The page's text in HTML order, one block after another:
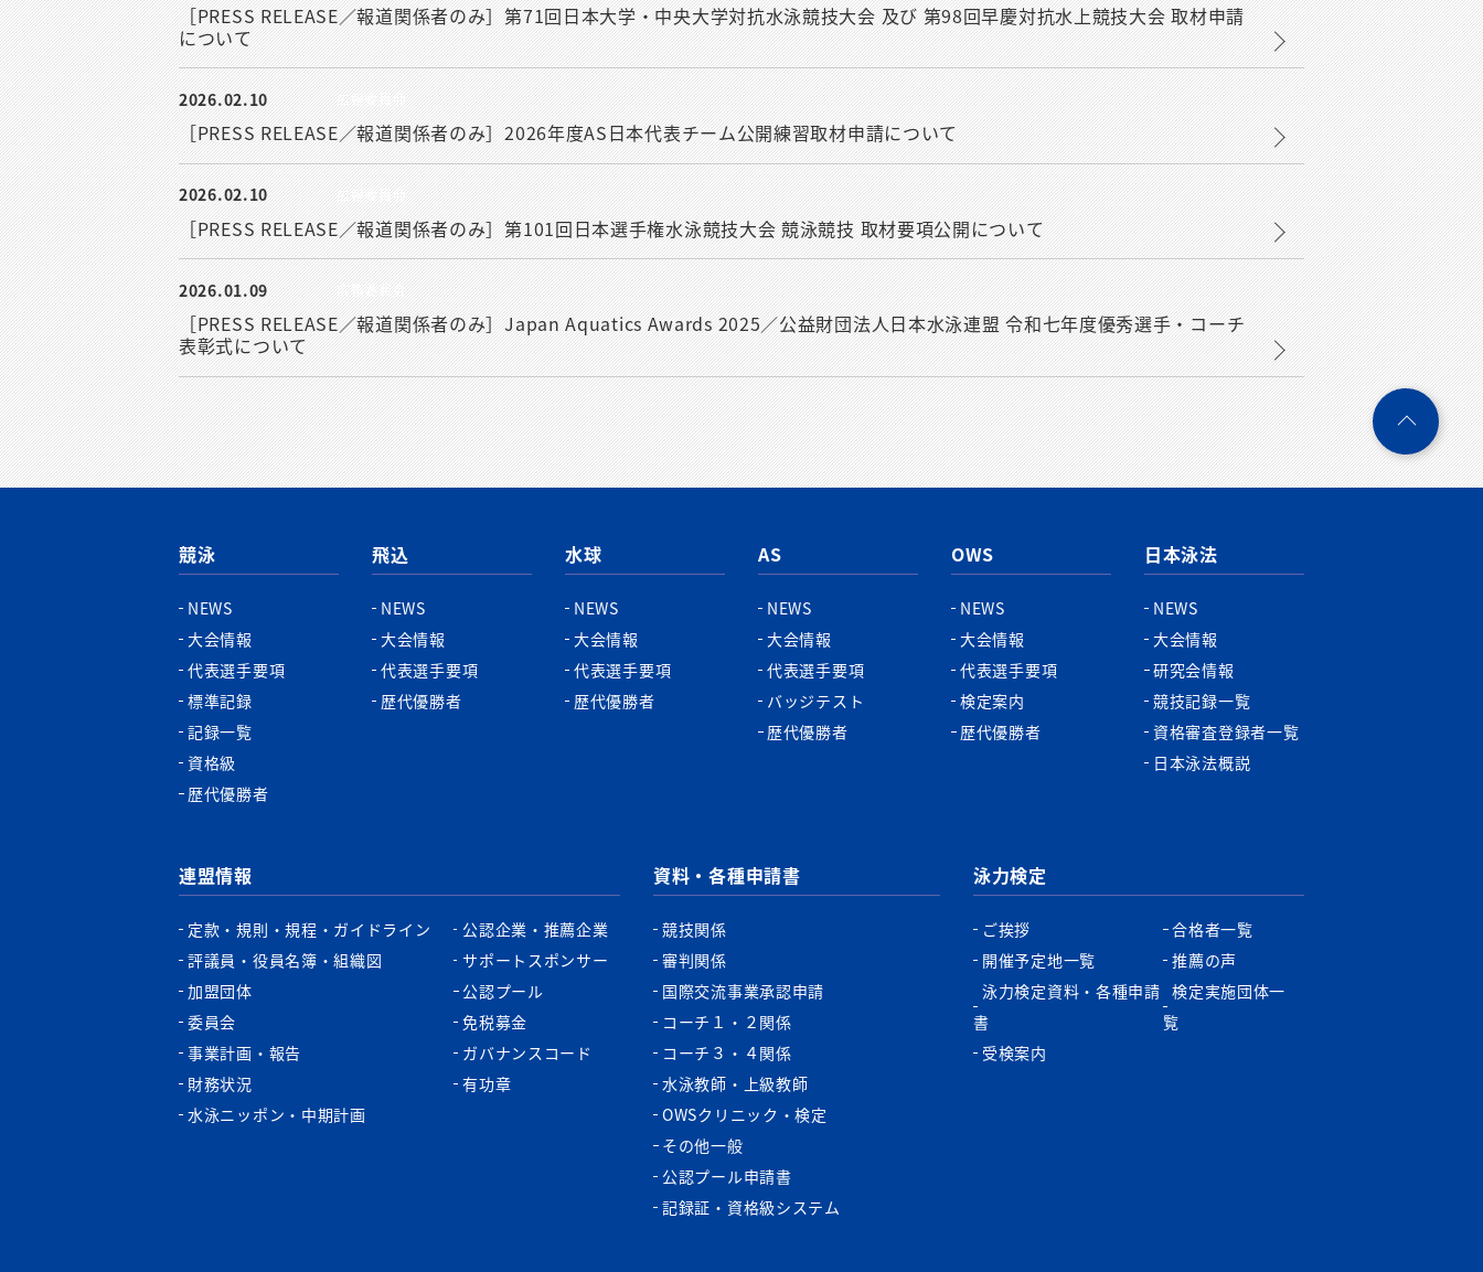
［PRESS RELEASE／報道関係者のみ］第71回日本大学・中央大学対抗水泳競技大会 及び 第98回早慶対抗水上競技大会 取材申請
について
2026.02.10 広報委員会
［PRESS RELEASE／報道関係者のみ］2026年度AS日本代表チーム公開練習取材申請について
2026.02.10 広報委員会
［PRESS RELEASE／報道関係者のみ］第101回日本選手権水泳競技大会 競泳競技 取材要項公開について
2026.01.09 広報委員会
［PRESS RELEASE／報道関係者のみ］Japan Aquatics Awards 2025／公益財団法人日本水泳連盟 令和七年度優秀選手・コーチ
表彰式について
競泳
NEWS
大会情報
代表選手要項
標準記録
記録一覧
資格級
歴代優勝者
飛込
NEWS
大会情報
代表選手要項
歴代優勝者
水球
NEWS
大会情報
代表選手要項
歴代優勝者
AS
NEWS
大会情報
代表選手要項
バッジテスト
歴代優勝者
OWS
NEWS
大会情報
代表選手要項
検定案内
歴代優勝者
日本泳法
NEWS
大会情報
研究会情報
競技記録一覧
資格審査登録者一覧
日本泳法概説
連盟情報
定款・規則・規程・ガイドライン
評議員・役員名簿・組織図
加盟団体
委員会
事業計画・報告
財務状況
水泳ニッポン・中期計画
公認企業・推薦企業
サポートスポンサー
公認プール
免税募金
ガバナンスコード
有功章
資料・各種申請書
競技関係
審判関係
国際交流事業承認申請
コーチ１・２関係
コーチ３・４関係
水泳教師・上級教師
OWSクリニック・検定
その他一般
公認プール申請書
記録証・資格級システム
泳力検定
ご挨拶
開催予定地一覧
泳力検定資料・各種申請
書
受検案内
合格者一覧
推薦の声
検定実施団体一
覧